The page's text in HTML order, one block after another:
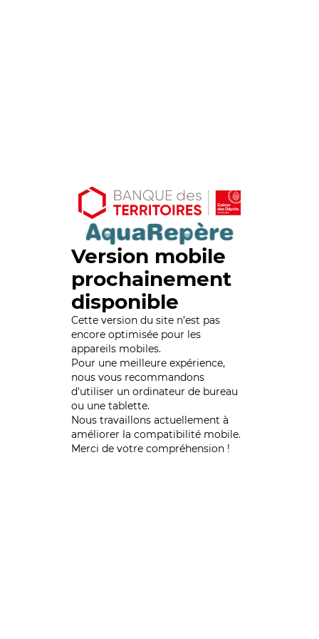
Version mobile
prochainement
disponible
Cette version du site n’est pas
encore optimisée pour les
appareils mobiles.
Pour une meilleure expérience,
nous vous recommandons
d'utiliser un ordinateur de bureau
ou une tablette.
Nous travaillons actuellement à
améliorer la compatibilité mobile.
Merci de votre compréhension !